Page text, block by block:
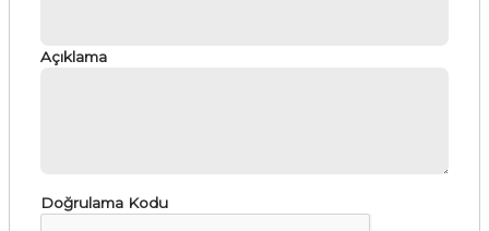
Açıklama
Doğrulama Kodu